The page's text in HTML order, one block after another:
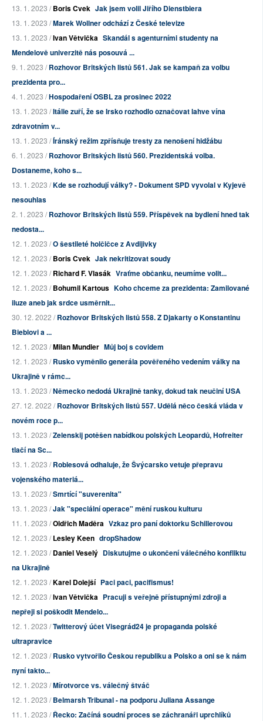
13. 1. 2023 /Boris Cvek Jak jsem volil Jiřího Dienstbiera
13. 1. 2023 /Marek Wollner odchází z České televize
13. 1. 2023 /Ivan Větvička Skandál s agenturními studenty na
Mendelově univerzitě nás posouvá ...
9. 1. 2023 /Rozhovor Britských listů 561. Jak se kampaň za volbu
prezidenta pro...
4. 1. 2023 /Hospodaření OSBL za prosinec 2022
13. 1. 2023 /Itálie zuří, že se Irsko rozhodlo označovat lahve vína
zdravotním v...
13. 1. 2023 /Íránský režim zpřísňuje tresty za nenošení hidžábu
6. 1. 2023 /Rozhovor Britských listů 560. Prezidentská volba.
Dostaneme, koho s...
13. 1. 2023 /Kde se rozhodují války? - Dokument SPD vyvolal v Kyjevě
nesouhlas
2. 1. 2023 /Rozhovor Britských listů 559. Příspěvek na bydlení hned tak
nedosta...
12. 1. 2023 /O šestileté holčičce z Avdijivky
12. 1. 2023 /Boris Cvek Jak nekritizovat soudy
12. 1. 2023 /Richard F. Vlasák Vraťme občanku, neumíme volit...
12. 1. 2023 /Bohumil Kartous Koho chceme za prezidenta: Zamilované
iluze aneb jak srdce usměrnit...
30. 12. 2022 /Rozhovor Britských listů 558. Z Djakarty o Konstantinu
Bieblovi a ...
12. 1. 2023 /Milan Mundier Můj boj s covidem
12. 1. 2023 /Rusko vyměnilo generála pověřeného vedením války na
Ukrajině v rámc...
13. 1. 2023 /Německo nedodá Ukrajině tanky, dokud tak neučiní USA
27. 12. 2022 /Rozhovor Britských listů 557. Udělá něco česká vláda v
novém roce p...
13. 1. 2023 /Zelenskij potěšen nabídkou polských Leopardů, Hofreiter
tlačí na Sc...
13. 1. 2023 /Roblesová odhaluje, že Švýcarsko vetuje přepravu
vojenského materiá...
13. 1. 2023 /Smrtící "suverenita"
13. 1. 2023 /Jak "speciální operace" mění ruskou kulturu
11. 1. 2023 /Oldřich Maděra Vzkaz pro paní doktorku Schillerovou
12. 1. 2023 /Lesley Keen dropShadow
12. 1. 2023 /Daniel Veselý Diskutujme o ukončení válečného konfliktu
na Ukrajině
12. 1. 2023 /Karel Dolejší Paci paci, pacifismus!
12. 1. 2023 /Ivan Větvička Pracuji s veřejně přístupnými zdroji a
nepřeji si poškodit Mendelo...
12. 1. 2023 /Twitterový účet Visegrád24 je propaganda polské
ultrapravice
12. 1. 2023 /Rusko vytvořilo Českou republiku a Polsko a oni se k nám
nyní takto...
12. 1. 2023 /Mírotvorce vs. válečný štváč
12. 1. 2023 /Belmarsh Tribunal - na podporu Juliana Assange
11. 1. 2023 /Řecko: Začíná soudní proces se záchranáři uprchlíků